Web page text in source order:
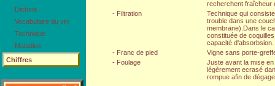
Dictons
Vocabulaire du vin
Technique
Maladies
Chiffres
recherchent fraîcheur
- Filtration
Technique qui
trouble dans une
membrane).Dans le
constituée de
capacité d'absorbsion.
- Franc de pied
Vigne sans porte-
- Foulage
Juste avant la mise
légèrement ecrasé
rompue afin de